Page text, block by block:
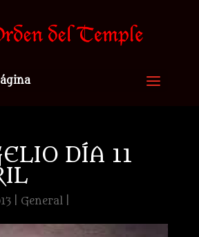
DÍA 11
| General|